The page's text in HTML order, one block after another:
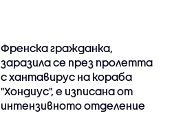
Френска гражданка,
заразила се през пролетта
с хантавирус на кораба
"Хондиус", е изписана от
интензивното отделение